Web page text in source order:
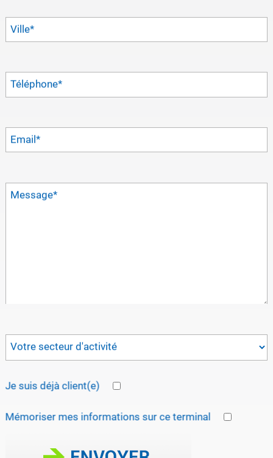
Ville*
Téléphone*
Email*
Message*
Votre secteur d'activité
Je suis déjà client(e)
Mémoriser mes informations sur ce terminal